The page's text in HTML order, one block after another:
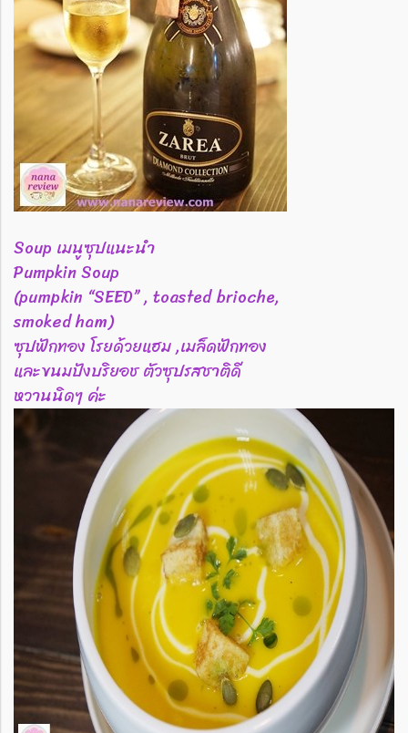
Soup เมนูซุปแนะนำ
Pumpkin Soup
(pumpkin “SEED” , toasted brioche,
smoked ham)
ซุปฟักทอง โรยด้วยแฮม ,เมล็ดฟักทอง
และขนมปังบริยอช ตัวซุปรสชาติดี
หวานนิดๆ ค่ะ